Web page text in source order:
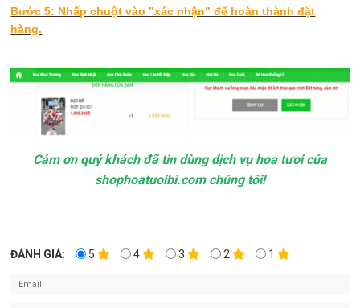
Bước 5: Nhấp chuột vào "xác nhận" để hoàn thành đặt
hàng.
Cảm ơn quý khách đã tin dùng dịch vụ hoa tươi của
shophoatuoibi.com chúng tôi!
ĐÁNH GIÁ: 5 4 3 2 1